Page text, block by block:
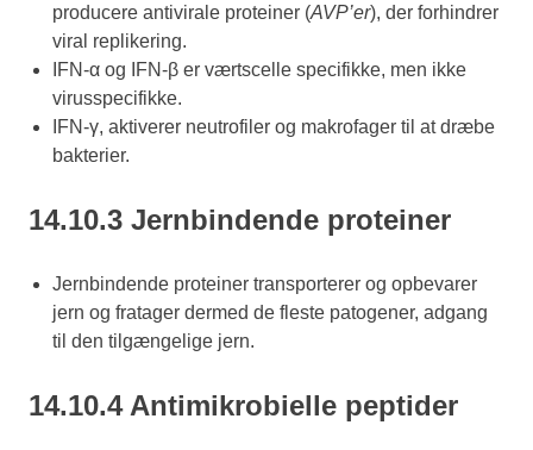
producere antivirale proteiner (AVP’er), der forhindrer
viral replikering.
IFN-α og IFN-β er værtscelle specifikke, men ikke
virusspecifikke.
IFN-γ, aktiverer neutrofiler og makrofager til at dræbe
bakterier.
14.10.3 Jernbindende proteiner
Jernbindende proteiner transporterer og opbevarer
jern og fratager dermed de fleste patogener, adgang
til den tilgængelige jern.
14.10.4 Antimikrobielle peptider